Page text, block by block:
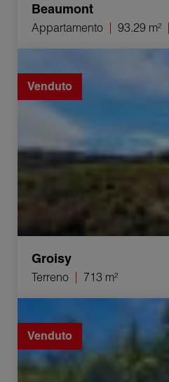
Beaumont
Appartamento 93.29 m²
Venduto
Groisy
Terreno 713 m²
Vendita Appartamento Sillingy
Venduto